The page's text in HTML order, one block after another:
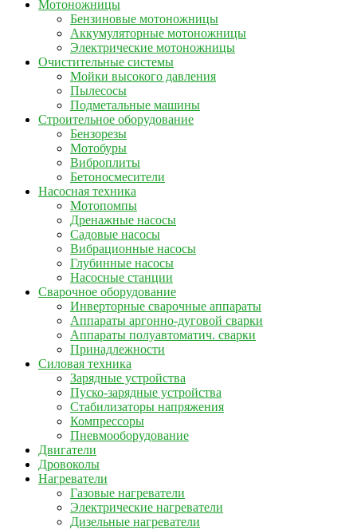
Мотоножницы
Бензиновые мотоножницы
Аккумуляторные мотоножницы
Электрические мотоножницы
Очистительные системы
Мойки высокого давления
Пылесосы
Подметальные машины
Строительное оборудование
Бензорезы
Мотобуры
Виброплиты
Бетоносмесители
Насосная техника
Мотопомпы
Дренажные насосы
Садовые насосы
Вибрационные насосы
Глубинные насосы
Насосные станции
Сварочное оборудование
Инверторные сварочные аппараты
Аппараты аргонно-дуговой сварки
Аппараты полуавтоматич. сварки
Принадлежности
Силовая техника
Зарядные устройства
Пуско-зарядные устройства
Стабилизаторы напряжения
Компрессоры
Пневмооборудование
Двигатели
Дровоколы
Нагреватели
Газовые нагреватели
Электрические нагреватели
Дизельные нагреватели